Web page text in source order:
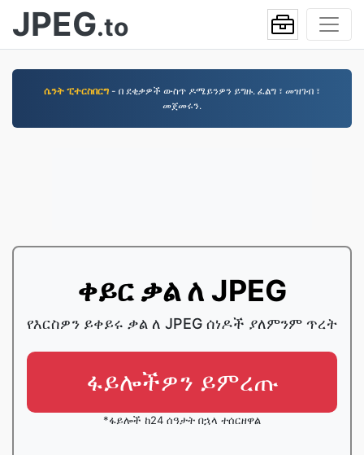
JPEG.to
ሴንት ፒተርስበርግ - በ ደቂቃዎች ውስጥ ዶሜይንዎን ይግዙ. ፈልግ ፣ መዝገብ ፣
መጀመሩን.
ቀይር ቃል ለ JPEG
የእርስዎን ይቀይሩ ቃል ለ JPEG ሰነዶች ያለምንም ጥረት
ፋይሎችዎን ይምረጡ
*ፋይሎች ከ24 ሰዓታት በኋላ ተሰርዘዋል